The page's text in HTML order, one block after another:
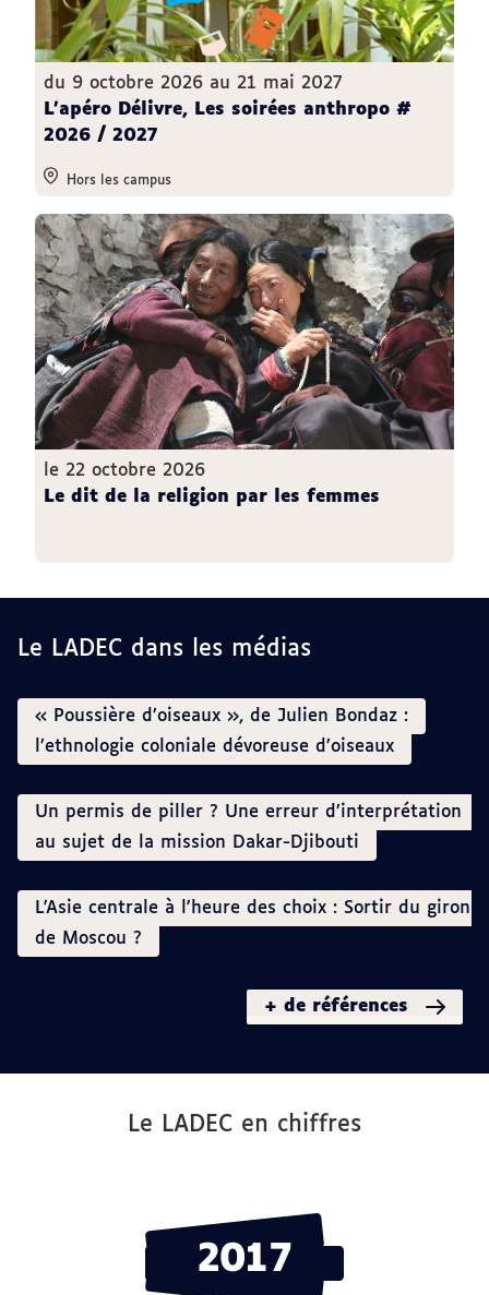
du 9 octobre 2026 au 21 mai 2027
L’apéro Délivre, Les soirées anthropo #
2026 / 2027
Hors les campus
le 22 octobre 2026
Le dit de la religion par les femmes
Le LADEC dans les médias
« Poussière d’oiseaux », de Julien Bondaz :
l’ethnologie coloniale dévoreuse d’oiseaux
Un permis de piller ? Une erreur d’interprétation
au sujet de la mission Dakar-Djibouti
L'Asie centrale à l'heure des choix : Sortir du giron
de Moscou ?
+ de références
Le LADEC en chiffres
2017